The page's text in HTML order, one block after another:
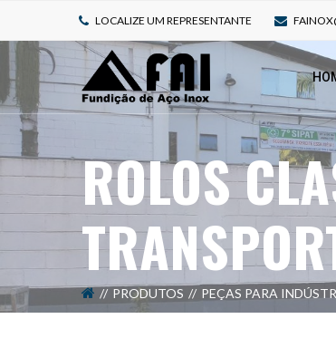
LOCALIZE UM REPRESENTANTE
ROLOS
PRODUTOS PEÇAS PARA